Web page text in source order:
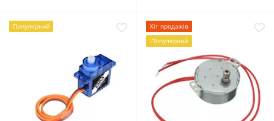
Популярний
Хіт продажів
Популярний